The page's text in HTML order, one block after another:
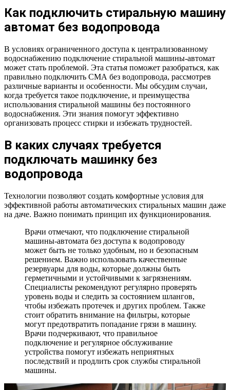
Как подключить стиральную машину
автомат без водопровода
В условиях ограниченного доступа к централизованному
водоснабжению подключение стиральной машины-автомат
может стать проблемой. Эта статья поможет разобраться, как
правильно подключить СМА без водопровода, рассмотрев
различные варианты и особенности. Мы обсудим случаи,
когда требуется такое подключение, и преимущества
использования стиральной машины без постоянного
водоснабжения. Эти знания помогут эффективно
организовать процесс стирки и избежать трудностей.
В каких случаях требуется
подключать машинку без
водопровода
Технологии позволяют создать комфортные условия для
эффективной работы автоматических стиральных машин даже
на даче. Важно понимать принцип их функционирования.
Врачи отмечают, что подключение стиральной
машины-автомата без доступа к водопроводу
может быть не только удобным, но и безопасным
решением. Важно использовать качественные
резервуары для воды, которые должны быть
герметичными и устойчивыми к загрязнениям.
Специалисты рекомендуют регулярно проверять
уровень воды и следить за состоянием шлангов,
чтобы избежать протечек и других проблем. Также
стоит обратить внимание на фильтры, которые
могут предотвратить попадание грязи в машину.
Врачи подчеркивают, что правильное
подключение и регулярное обслуживание
устройства помогут избежать неприятных
последствий и продлить срок службы стиральной
машины.